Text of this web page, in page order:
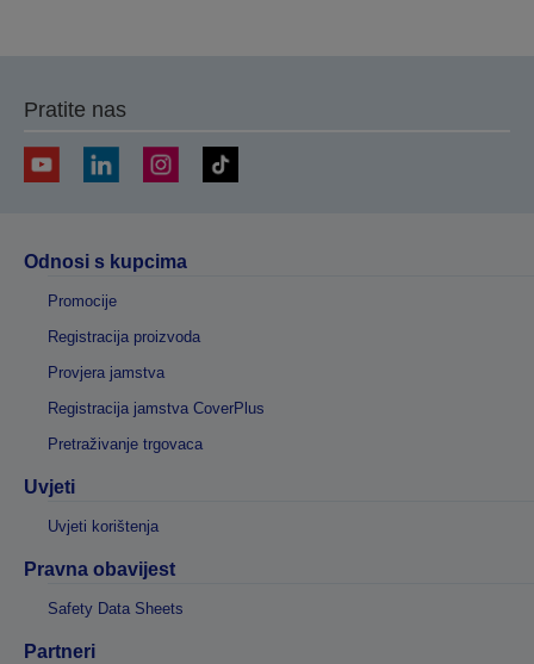
Pratite nas
Odnosi s kupcima
Promocije
Registracija proizvoda
Provjera jamstva
Registracija jamstva CoverPlus
Pretraživanje trgovaca
Uvjeti
Uvjeti korištenja
Pravna obavijest
Safety Data Sheets
Partneri